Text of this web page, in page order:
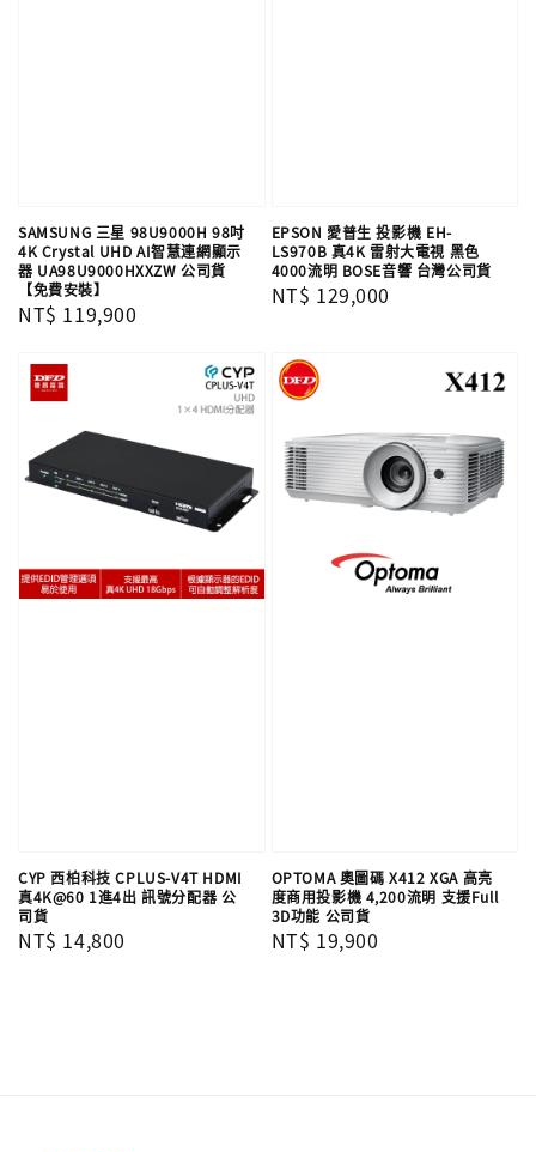
SAMSUNG 三星 98U9000H 98吋
4K Crystal UHD AI智慧連網顯示
器 UA98U9000HXXZW 公司貨
【免費安裝】
Regular
NT$ 119,900
EPSON 愛普生 投影機 EH-
LS970B 真4K 雷射大電視 黑色
4000流明 BOSE音響 台灣公司貨
Regular
NT$ 129,000
CYP 西柏科技 CPLUS-V4T HDMI
真4K@60 1進4出 訊號分配器 公
司貨
Regular
NT$ 14,800
OPTOMA 奧圖碼 X412 XGA 高亮
度商用投影機 4,200流明 支援Full
3D功能 公司貨
Regular
NT$ 19,900